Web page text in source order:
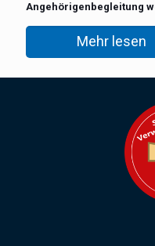
Angehörigenbegleitung
Mehr lesen